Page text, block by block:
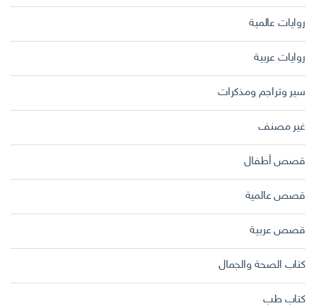
روايات عالمية
روايات عربية
سير وتراجم ومذكرات
غير مصنف
قصص أطفال
قصص عالمية
قصص عربية
كتاب الصحة والجمال
كتاب طب